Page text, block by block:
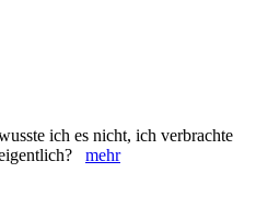
ich es nicht, ich verbrachte
mehr